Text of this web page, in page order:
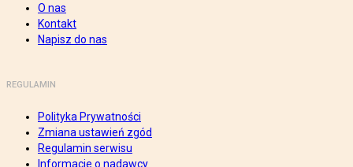
O nas
Kontakt
Napisz do nas
REGULAMIN
Polityka Prywatności
Zmiana ustawień zgód
Regulamin serwisu
Informacje o nadawcy